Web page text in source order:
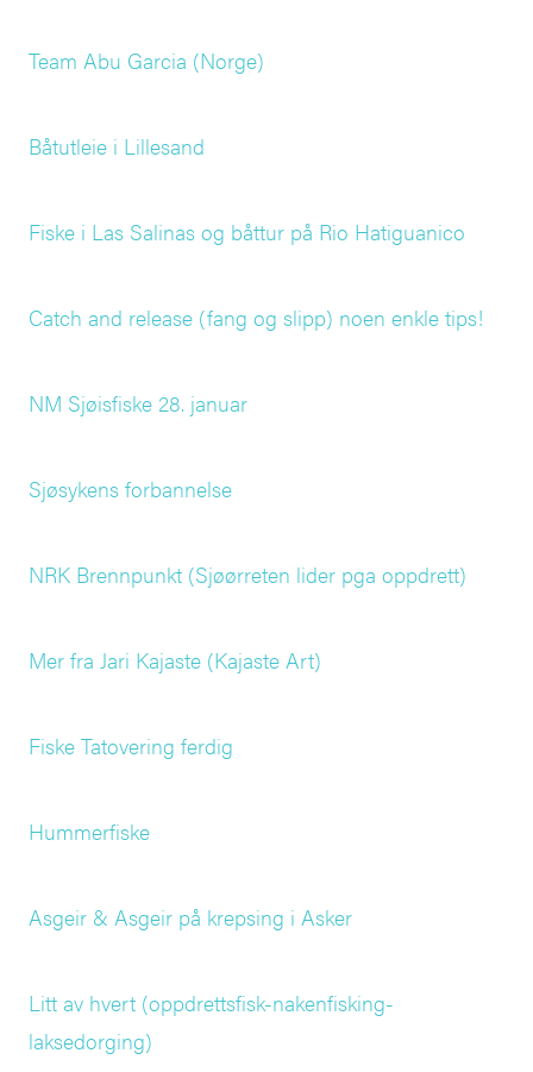
Team Abu Garcia (Norge)
Båtutleie i Lillesand
Fiske i Las Salinas og båttur på Rio Hatiguanico
Catch and release (fang og slipp) noen enkle tips!
NM Sjøisfiske 28. januar
Sjøsykens forbannelse
NRK Brennpunkt (Sjøørreten lider pga oppdrett)
Mer fra Jari Kajaste (Kajaste Art)
Fiske Tatovering ferdig
Hummerfiske
Asgeir & Asgeir på krepsing i Asker
Litt av hvert (oppdrettsfisk-nakenfisking-
laksedorging)